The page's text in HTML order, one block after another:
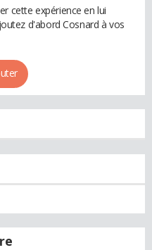
cette expérience en lui
d'abord Cosnard à vos